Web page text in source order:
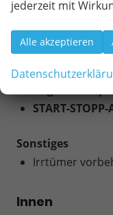
Reifen:
Umwelt
START-
Sonstiges
Irrtümer
Innen
jederzeit mit
Alle akzeptieren